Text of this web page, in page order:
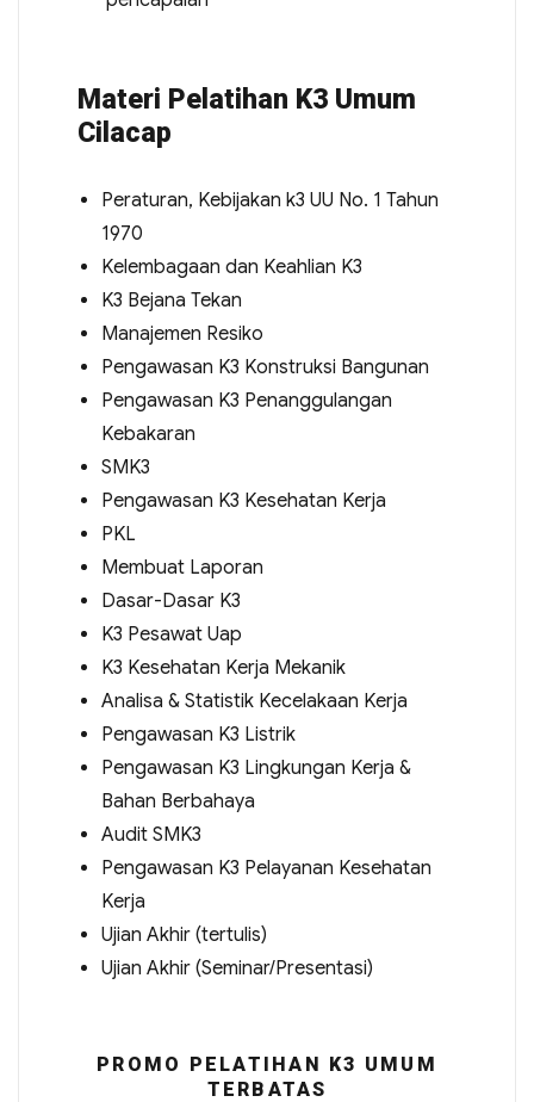
Materi Pelatihan K3 Umum
Cilacap
Peraturan, Kebijakan k3 UU No. 1 Tahun
1970
Kelembagaan dan Keahlian K3
K3 Bejana Tekan
Manajemen Resiko
Pengawasan K3 Konstruksi Bangunan
Pengawasan K3 Penanggulangan
Kebakaran
SMK3
Pengawasan K3 Kesehatan Kerja
PKL
Membuat Laporan
Dasar-Dasar K3
K3 Pesawat Uap
K3 Kesehatan Kerja Mekanik
Analisa & Statistik Kecelakaan Kerja
Pengawasan K3 Listrik
Pengawasan K3 Lingkungan Kerja &
Bahan Berbahaya
Audit SMK3
Pengawasan K3 Pelayanan Kesehatan
Kerja
Ujian Akhir (tertulis)
Ujian Akhir (Seminar/Presentasi)
PROMO PELATIHAN K3 UMUM
TERBATAS